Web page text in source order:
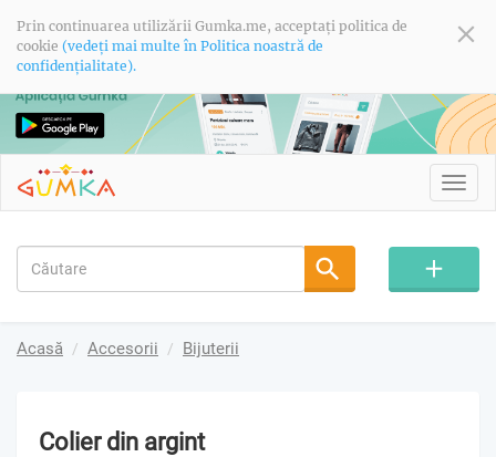
Prin continuarea utilizării Gumka.me, acceptați politica de
cookie (vedeți mai multe în Politica noastră de
confidențialitate).
Acasă Accesorii Bijuterii
Colier din argint